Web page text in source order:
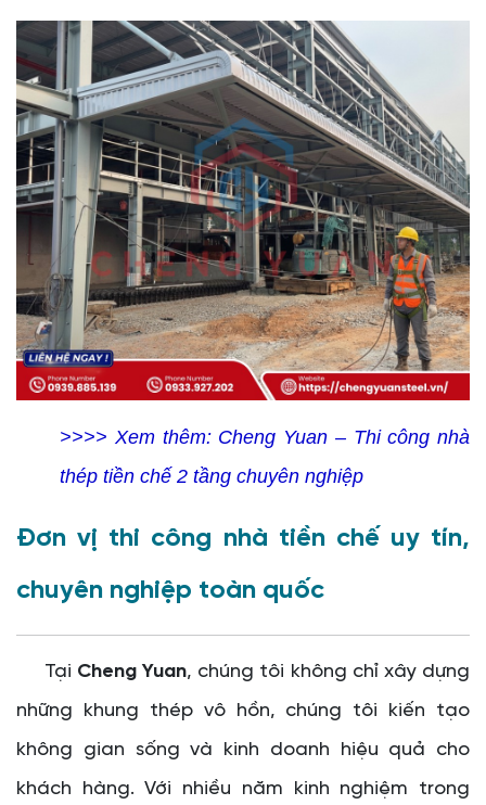
>>>> Xem thêm: Cheng Yuan – Thi công nhà
thép tiền chế 2 tầng chuyên nghiệp
Đơn vị thi công nhà tiền chế uy tín,
chuyên nghiệp toàn quốc
Tại Cheng Yuan, chúng tôi không chỉ xây dựng
những khung thép vô hồn, chúng tôi kiến tạo
không gian sống và kinh doanh hiệu quả cho
khách hàng. Với nhiều năm kinh nghiệm trong